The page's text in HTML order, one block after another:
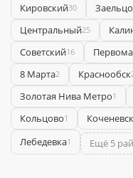
Кировский30
Центральный25
Советский16
8 Марта2 Краснообск
Золотая Нива Метро1
Кольцово1
Лебедевка1 Ещё 5